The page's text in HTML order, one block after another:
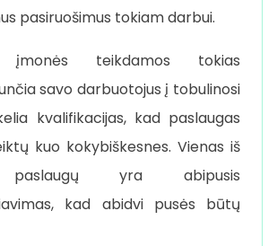
pasiruošimus tokiam darbui.
įmonės teikdamos tokias
savo darbuotojus į tobulinosi
kvalifikacijas, kad paslaugas
kuo kokybiškesnes. Vienas iš
paslaugų yra abipusis
kad abidvi pusės būtų